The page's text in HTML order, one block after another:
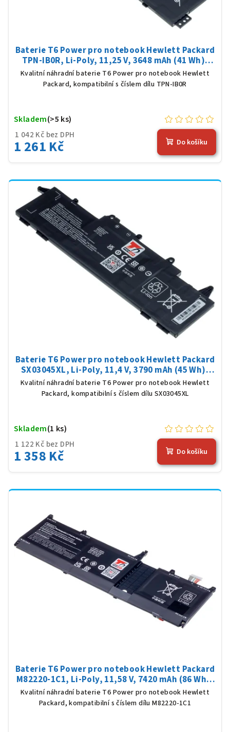
Baterie T6 Power pro notebook Hewlett Packard
TPN-IB0R, Li-Poly, 11,25 V, 3648 mAh (41 Wh),
černá
Kvalitní náhradní baterie T6 Power pro notebook Hewlett
Packard, kompatibilní s číslem dílu TPN-IB0R
1 042 Kč bez DPH
1 261 Kč
Skladem(>5 ks)
Do košíku
Baterie T6 Power pro notebook Hewlett Packard
SX03045XL, Li-Poly, 11,4 V, 3790 mAh (45 Wh),
černá
Kvalitní náhradní baterie T6 Power pro notebook Hewlett
Packard, kompatibilní s číslem dílu SX03045XL
1 122 Kč bez DPH
1 358 Kč
Skladem(1 ks)
Do košíku
Baterie T6 Power pro notebook Hewlett Packard
M82220-1C1, Li-Poly, 11,58 V, 7420 mAh (86 Wh),
černá
Kvalitní náhradní baterie T6 Power pro notebook Hewlett
Packard, kompatibilní s číslem dílu M82220-1C1